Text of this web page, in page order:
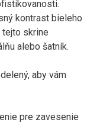
kontrast bieleho
skrine
alebo šatník.
aby vám
pre zavesenie